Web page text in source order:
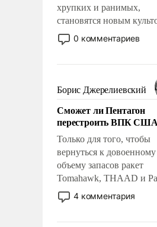
хрупких и ранимых,
становятся новым
постепенно вытесняя и
отменяя традиционное
мужественным и
ударами судьбы, брать
ответственность,
слабым, идти вперед и
адаптироваться.
0 комментариев
Борис Джерелиевский
Сможет ли Пентагон
перестроить ВПК
Только для того, чтобы
вернуться к довоенному
объему запасов ракет
Tomahawk, THAAD и
США потребуется более
лет. Даже небольшая
4 комментария